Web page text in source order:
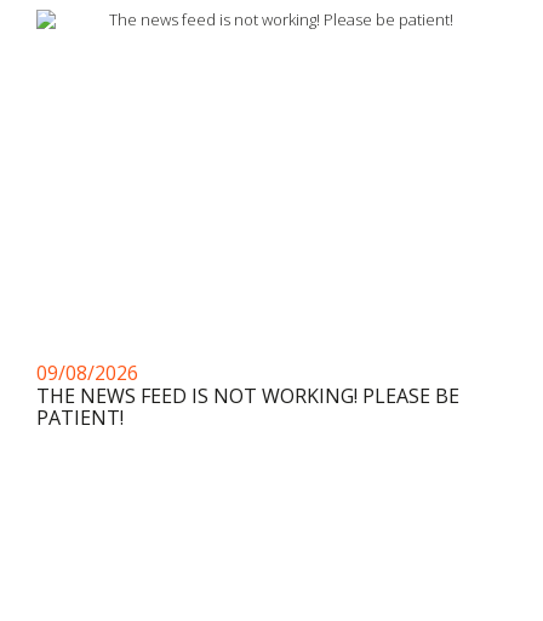
09/08/2026
THE NEWS FEED IS NOT WORKING! PLEASE BE
PATIENT!